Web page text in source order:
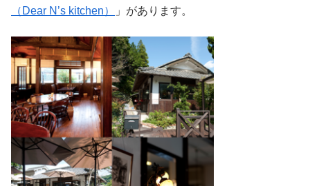
（Dear N’s kitchen）
」があります。